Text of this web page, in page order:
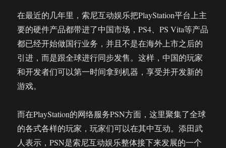
在最近的几年里，索尼互动娱乐把PlayStation平台上主
要的硬件产品都带进了中国市场，PS4、PS Vita等产品
都已经开始做国行业务，并且不是在海外上市之后的
引进，而是跟全球进行同步发售。这样，中国的玩家
和开发者们可以第一时间拿到机器，享受并开发新的
游戏。
而在PlayStation的网络服务PSN方面，这里聚集了全球
的各式各样的玩家，玩家们可以在其中互动。添田武
人表示，PSN是索尼互动娱乐整体接下来发展的一个